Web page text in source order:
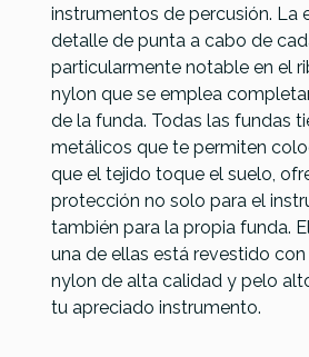
instrumentos de percusión. La
detalle de punta a cabo de
particularmente notable en el
nylon que se emplea
de la funda. Todas las fundas
metálicos que te permiten
que el tejido toque el suelo,
protección no solo para el
también para la propia funda.
una de ellas está revestido
nylon de alta calidad y pelo
tu apreciado instrumento.
EK Bags
FBEK1816
Funda
Tom
Base
18x16'
12mm
EK Bags
FBEK2218
Funda
Bombo
22x18'
12mm
FUNDA